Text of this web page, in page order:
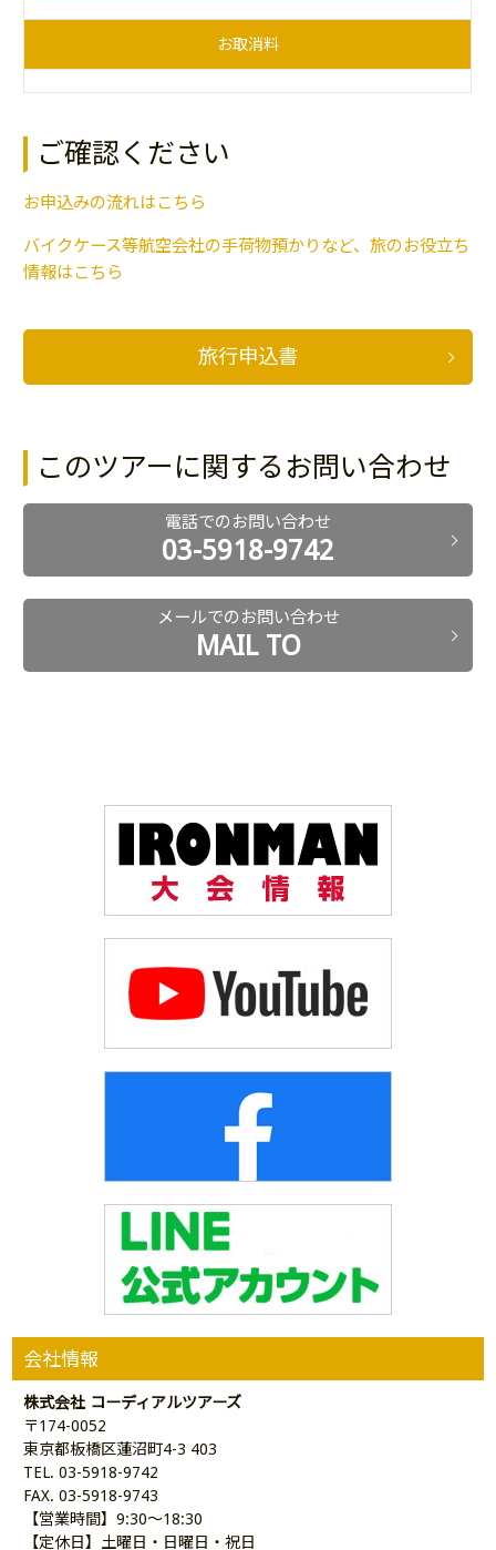
お取消料
ご確認ください
お申込みの流れはこちら
バイクケース等航空会社の手荷物預かりなど、旅のお役立ち
情報はこちら
旅行申込書
このツアーに関するお問い合わせ
電話でのお問い合わせ
03-5918-9742
メールでのお問い合わせ
MAIL TO
会社情報
株式会社 コーディアルツアーズ
〒174-0052
東京都板橋区蓮沼町4-3 403
TEL. 03-5918-9742
FAX. 03-5918-9743
【営業時間】9:30～18:30
【定休日】土曜日・日曜日・祝日